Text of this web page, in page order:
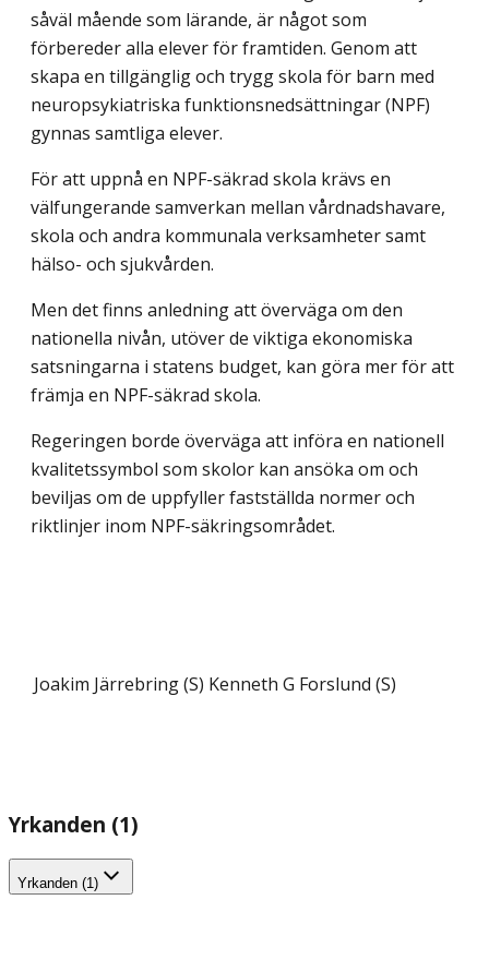
såväl mående som lärande, är något som
förbereder alla elever för framtiden. Genom att
skapa en tillgänglig och trygg skola för barn med
neuropsykiat­riska funktionsnedsättningar (NPF)
gynnas samtliga elever.
För att uppnå en NPF-säkrad skola krävs en
välfungerande samverkan mellan vårdnadshavare,
skola och andra kommunala verksamheter samt
hälso- och sjukvården.
Men det finns anledning att överväga om den
nationella nivån, utöver de viktiga ekonomiska
satsningarna i statens budget, kan göra mer för att
främja en NPF-säkrad skola.
Regeringen borde överväga att införa en nationell
kvalitetssymbol som skolor kan ansöka om och
beviljas om de uppfyller fastställda normer och
riktlinjer inom NPF-säkringsområdet.
Joakim Järrebring (S) Kenneth G Forslund (S)
Yrkanden (1)
Yrkanden (1)